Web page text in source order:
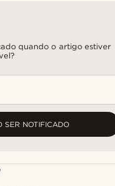
quando o artigo estiver
SER NOTIFICADO